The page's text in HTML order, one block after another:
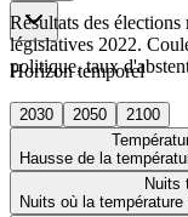
Horizon temporel
2030 2050
2100
Hausse de la
Nuits
Nuits où la
Résultats des
législatives 2022.
politique, taux